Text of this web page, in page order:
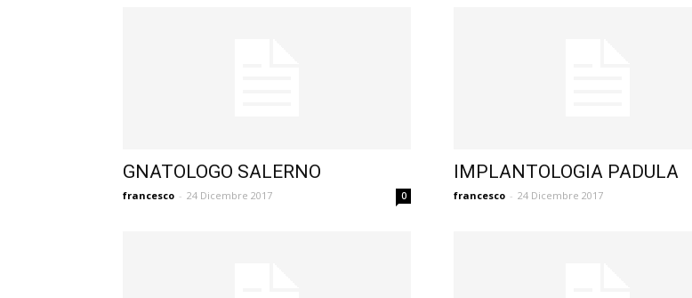
GNATOLOGO SALERNO
francesco - 24 Dicembre 2017 0
IMPLANTOLOGIA PADULA
francesco - 24 Dicembre 2017